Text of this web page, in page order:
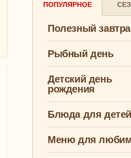
ПОПУЛЯРНОЕ
Полезный
Рыбный день
Детский день
рождения
Блюда для детей
Меню для